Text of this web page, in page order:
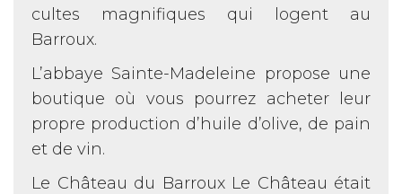
cultes magnifiques qui logent au
Barroux.
L’abbaye Sainte-Madeleine propose une
boutique où vous pourrez acheter leur
propre production d’huile d’olive, de pain
et de vin.
Le Château du Barroux Le Château était